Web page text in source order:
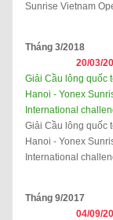
Sunrise Vietnam
Tháng 3/2018
20/03/
Giải Cầu lông quốc
Hanoi - Yonex
International
Giải Cầu lông quốc
Hanoi - Yonex
International
Tháng 9/2017
04/09/